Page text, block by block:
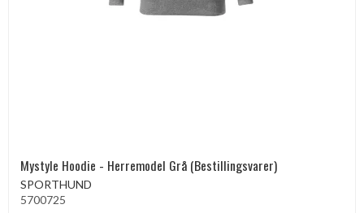
Mystyle Hoodie - Herremodel Grå (Bestillingsvarer)
SPORTHUND
5700725